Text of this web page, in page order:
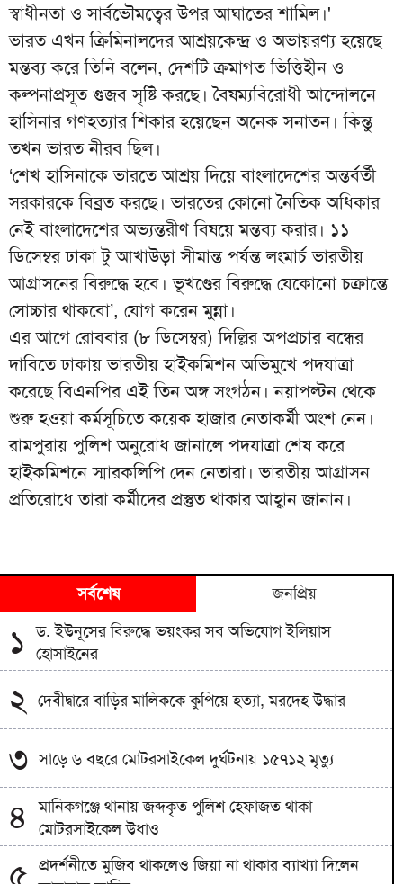
স্বাধীনতা ও সার্বভৌমত্বের উপর আঘাতের শামিল।'
ভারত এখন ক্রিমিনালদের আশ্রয়কেন্দ্র ও অভায়রণ্য হয়েছে
মন্তব্য করে তিনি বলেন, দেশটি ক্রমাগত ভিত্তিহীন ও
কল্পনাপ্রসূত গুজব সৃষ্টি করছে। বৈষম্যবিরোধী আন্দোলনে
হাসিনার গণহত্যার শিকার হয়েছেন অনেক সনাতন। কিন্তু
তখন ভারত নীরব ছিল।
‘শেখ হাসিনাকে ভারতে আশ্রয় দিয়ে বাংলাদেশের অন্তর্বর্তী
সরকারকে বিব্রত করছে। ভারতের কোনো নৈতিক অধিকার
নেই বাংলাদেশের অভ্যন্তরীণ বিষয়ে মন্তব্য করার। ১১
ডিসেম্বর ঢাকা টু আখাউড়া সীমান্ত পর্যন্ত লংমার্চ ভারতীয়
আগ্রাসনের বিরুদ্ধে হবে। ভূখণ্ডের বিরুদ্ধে যেকোনো চক্রান্তে
সোচ্চার থাকবো’, যোগ করেন মুন্না।
এর আগে রোববার (৮ ডিসেম্বর) দিল্লির অপপ্রচার বন্ধের
দাবিতে ঢাকায় ভারতীয় হাইকমিশন অভিমুখে পদযাত্রা
করেছে বিএনপির এই তিন অঙ্গ সংগঠন। নয়াপল্টন থেকে
শুরু হওয়া কর্মসূচিতে কয়েক হাজার নেতাকর্মী অংশ নেন।
রামপুরায় পুলিশ অনুরোধ জানালে পদযাত্রা শেষ করে
হাইকমিশনে স্মারকলিপি দেন নেতারা। ভারতীয় আগ্রাসন
প্রতিরোধে তারা কর্মীদের প্রস্তুত থাকার আহ্বান জানান।
সর্বশেষ জনপ্রিয়
১ ড. ইউনূসের বিরুদ্ধে ভয়ংকর সব অভিযোগ ইলিয়াস
হোসাইনের
২ দেবীদ্বারে বাড়ির মালিককে কুপিয়ে হত্যা, মরদেহ উদ্ধার
৩ সাড়ে ৬ বছরে মোটরসাইকেল দুর্ঘটনায় ১৫৭১২ মৃত্যু
৪
মানিকগঞ্জে থানায় জব্দকৃত পুলিশ হেফাজত থাকা
মোটরসাইকেল উধাও
৫ প্রদর্শনীতে মুজিব থাকলেও জিয়া না থাকার ব্যাখ্যা দিলেন